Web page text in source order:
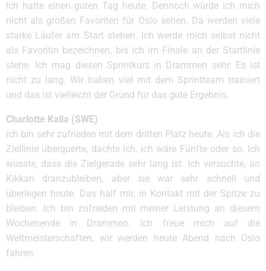
Ich hatte einen guten Tag heute. Dennoch würde ich mich
nicht als großen Favoriten für Oslo sehen. Da werden viele
starke Läufer am Start stehen. Ich werde mich selbst nicht
als Favoritin bezeichnen, bis ich im Finale an der Startlinie
stehe. Ich mag diesen Sprintkurs in Drammen sehr. Es ist
nicht zu lang. Wir haben viel mit dem Sprintteam trainiert
und das ist vielleicht der Grund für das gute Ergebnis.
Charlotte Kalla (SWE)
ich bin sehr zufrieden mit dem dritten Platz heute. Als ich die
Ziellinie überquerte, dachte ich, ich wäre Fünfte oder so. Ich
wusste, dass die Zielgerade sehr lang ist. Ich versuchte, an
Kikkan dranzubleiben, aber sie war sehr schnell und
überlegen heute. Das half mir, in Kontakt mit der Spitze zu
bleiben. Ich bin zufrieden mit meiner Leistung an diesem
Wochenende in Drammen. Ich freue mich auf die
Weltmeisterschaften, wir werden heute Abend nach Oslo
fahren.